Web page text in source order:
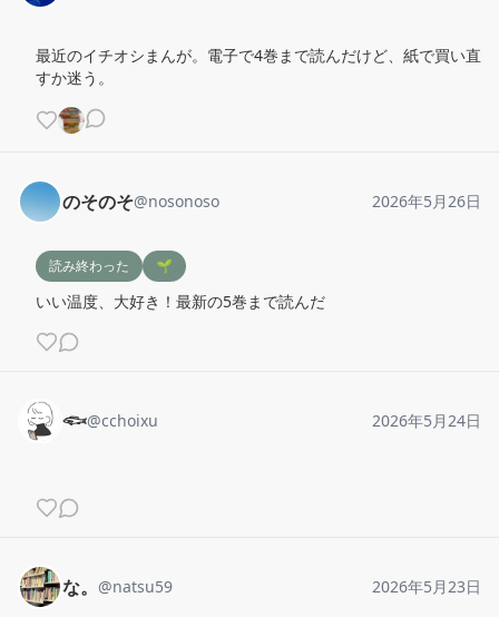
最近のイチオシまんが。電子で4巻まで読んだけど、紙で買い直
すか迷う。
のそのそ@nosonoso 2026年5月26日
読み終わった 🌱
いい温度、大好き！最新の5巻まで読んだ
𓆟@cchoixu 2026年5月24日
な。 @natsu59 2026年5月23日